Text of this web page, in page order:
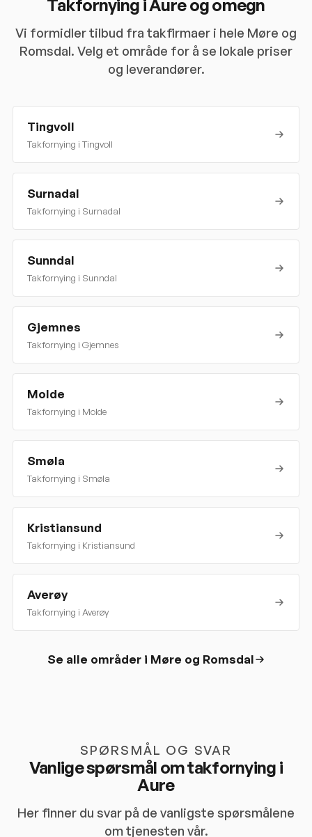
Takfornying iAureog omegn
Vi formidler tilbud fra takfirmaer i hele Møre og
Romsdal. Velg et område for å se lokale priser
og leverandører.
Tingvoll
Takfornying i Tingvoll
Surnadal
Takfornying i Surnadal
Sunndal
Takfornying i Sunndal
Gjemnes
Takfornying i Gjemnes
Molde
Takfornying i Molde
Smøla
Takfornying i Smøla
Kristiansund
Takfornying i Kristiansund
Averøy
Takfornying i Averøy
Se alle områder i Møre og Romsdal
SPØRSMÅL OG SVAR
Vanlige spørsmål om takfornying i
Aure
Her finner du svar på de vanligste spørsmålene
om tjenesten vår.